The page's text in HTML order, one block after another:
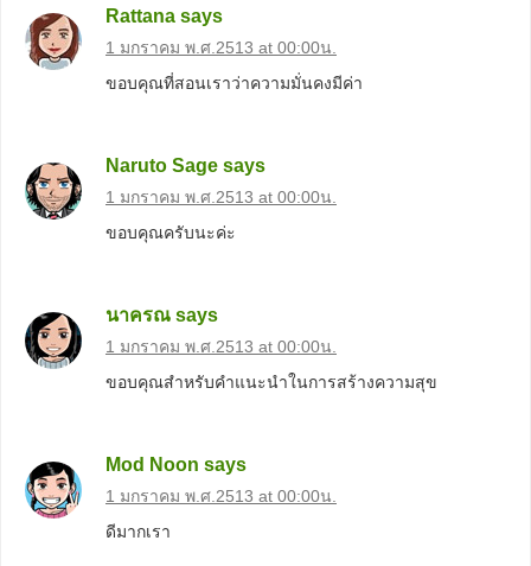
Rattana says
1 มกราคม พ.ศ.2513 at 00:00น.
ขอบคุณที่สอนเราว่าความมั่นคงมีค่า
Naruto Sage says
1 มกราคม พ.ศ.2513 at 00:00น.
ขอบคุณครับนะค่ะ
นาครณ says
1 มกราคม พ.ศ.2513 at 00:00น.
ขอบคุณสำหรับคำแนะนำในการสร้างความสุข
Mod Noon says
1 มกราคม พ.ศ.2513 at 00:00น.
ดีมากเรา